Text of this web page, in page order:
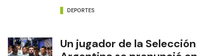
DEPORTES
Un jugador de la Selección